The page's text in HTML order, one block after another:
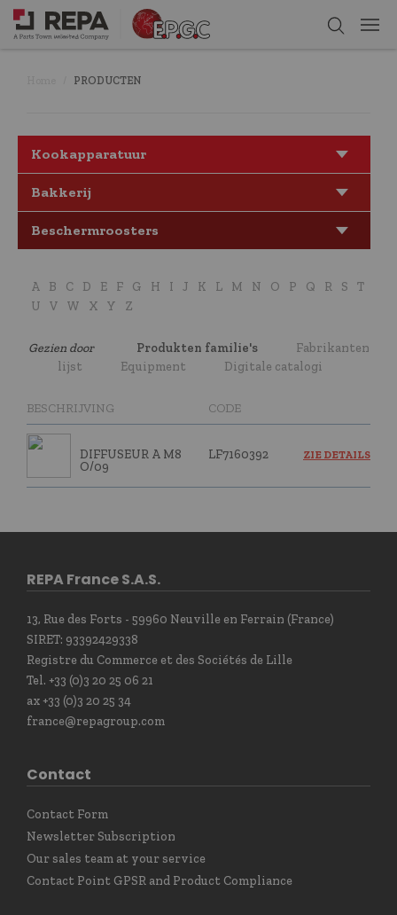
PRODUCTEN
Kookapparatuur
Bakkerij
Beschermroosters
A B C D E F G H I J K L M N O P Q R S
T
U
V W X Y Z
Gezien door Produkten familie's
Fabrikanten
lijst
Equipment Digitale catalogi
BESCHRIJVING CODE
DIFFUSEUR A M8
O/09
LF7160392 ZIE DETAILS
REPA France S.A.S.
13, Rue des Forts - 59960 Neuville en Ferrain (France)
SIRET: 93392429338
Registre du Commerce et des Sociétés de Lille
Tel. +33 (0)3 20 25 06 21
ax +33 (0)3 20 25 34
france@repagroup.com
Contact
Contact Form
Newsletter Subscription
Our sales team at your service
Contact Point GPSR and Product Compliance